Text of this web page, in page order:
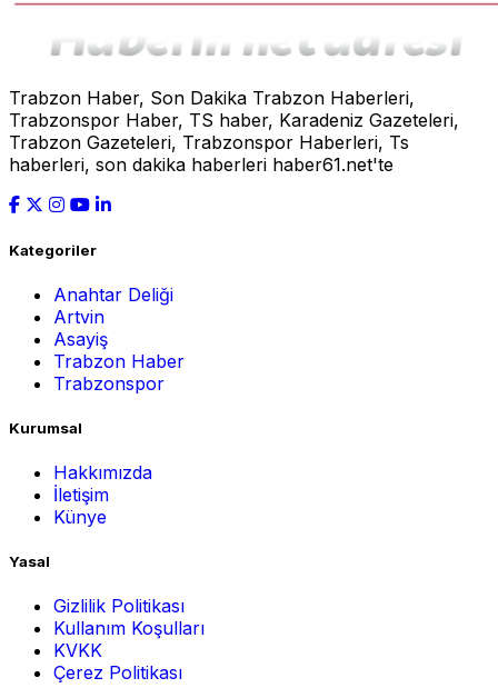
Trabzon Haber, Son Dakika Trabzon Haberleri,
Trabzonspor Haber, TS haber, Karadeniz Gazeteleri,
Trabzon Gazeteleri, Trabzonspor Haberleri, Ts
haberleri, son dakika haberleri haber61.net'te
Kategoriler
Anahtar Deliği
Artvin
Asayiş
Trabzon Haber
Trabzonspor
Kurumsal
Hakkımızda
İletişim
Künye
Yasal
Gizlilik Politikası
Kullanım Koşulları
KVKK
Çerez Politikası